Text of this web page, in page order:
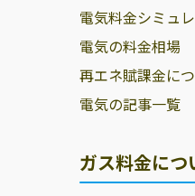
電気料金シミュ
電気の料金相場
再エネ賦課金に
電気の記事一覧
ガス料金につ